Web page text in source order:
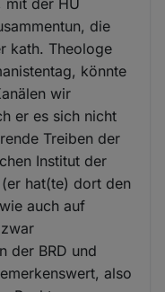
die
kath. Theologe
könnte
wir
er es sich nicht
Treiben der
Institut der
hat(te) dort den
auch auf
der BRD und
also